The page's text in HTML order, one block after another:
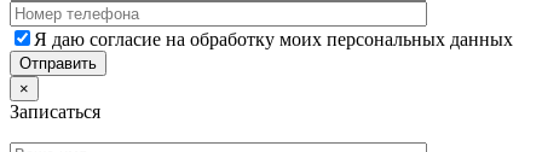
Я даю согласие на обработку моих персональных данных
×
Записаться